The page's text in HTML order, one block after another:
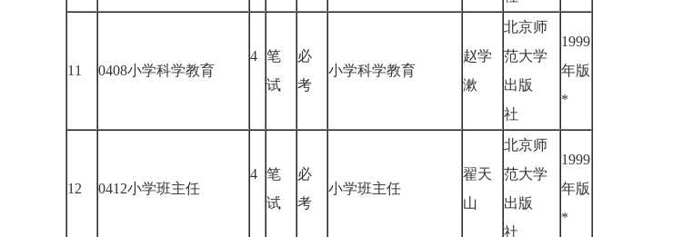
11 0408小学科学教育
4 笔
试
必
考
小学科学教育
赵学
漱
北京师
范大学
出版
社
1999
年版
*
12 0412小学班主任
4 笔
试
必
考
小学班主任
翟天
山
北京师
范大学
出版
社
1999
年版
*